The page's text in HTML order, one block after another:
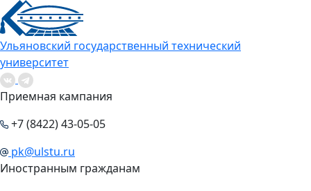
Ульяновский государственный технический
университет
Приемная кампания
+7 (8422) 43-05-05
pk@ulstu.ru
Иностранным гражданам